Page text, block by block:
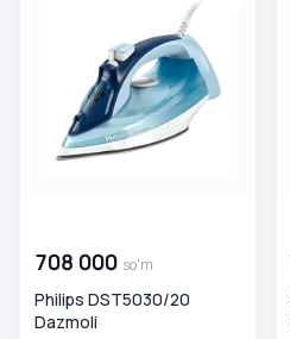
708 000 so'm
Philips DST5030/20
Dazmoli